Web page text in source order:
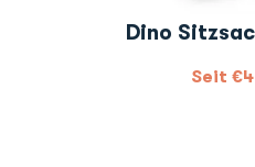
Dino
Seit €